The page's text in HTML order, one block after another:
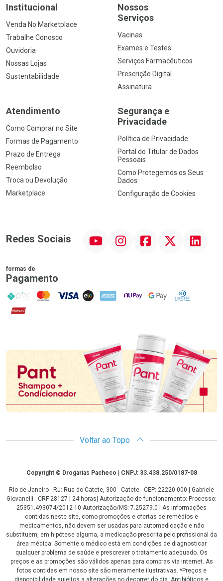
Institucional
Venda No Marketplace
Trabalhe Conosco
Ouvidoria
Nossas Lojas
Sustentabilidade
Nossos
Serviços
Vacinas
Exames e Testes
Serviços Farmacêuticos
Prescrição Digital
Assinatura
Atendimento
Como Comprar no Site
Formas de Pagamento
Prazo de Entrega
Reembolso
Troca ou Devolução
Marketplace
Segurança e
Privacidade
Política de Privacidade
Portal do Titular de Dados
Pessoais
Como Protegemos os Seus
Dados
Configuração de Cookies
Redes Sociais InstagramFacebook Linkedin
formas de
Pagamento
PIX MasterCard
VISA ELO AMEX NuPay Google PayDiners Club
Hipercard
Promoção em Destaque
Voltar ao Topo
CopyrightCopyright © Drogarias Pacheco | CNPJ: 33.438.250/0187-08
Rio de Janeiro - RJ: Rua do Catete, 300 - Catete - CEP: 22220-000 | Gabriele
Giovanelli - CRF 28127 | 24 horas| Autorização de funcionamento: Processo:
25351.493074/2012-10 Autorização/MS: 7.25279.0 | As informações
contidas neste site, como promoções e ofertas de remédios e
medicamentos, não devem ser usadas para automedicação e não
substituem, em hipótese alguma, a medicação prescrita pelo profissional da
área médica. Somente o médico está em condições de diagnosticar
qualquer problema de saúde e prescrever o tratamento adequado. Os
preços e as promoções são válidos apenas para compras via internet. As
fotos contidas em nosso site são meramente ilustrativas. *Preços e
disponibilidade sujeitos a alterações no decorrer do dia. Antibióticos e